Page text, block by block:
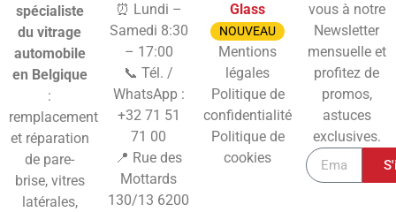
spécialiste
du vitrage
automobile
en Belgique
:
remplacement
et réparation
de pare-
brise, vitres
latérales,
⏰ Lundi –
Samedi 8:30
– 17:00
📞 Tél. /
WhatsApp :
+32 71 51
71 00
📍 Rue des
Mottards
130/13 6200
Glass
NOUVEAU
Mentions
légales
Politique de
confidentialité
Politique de
cookies
vous à notre
Newsletter
mensuelle et
profitez de
promos,
astuces
exclusives.